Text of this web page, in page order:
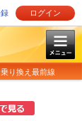
ログイン
り換え最前線